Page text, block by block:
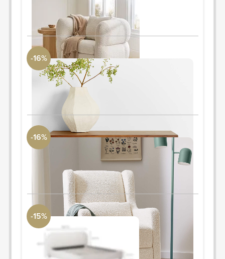
PIDE Y AHORRA
-16%
Crate and Barrel
Walnut Wood Floating Shelf 24"
24"
PIDE Y AHORRA
-16%
Crate & Kids
Wally Ivory Boucle Nursery Glider Chair
Ancho: 25" Profundidad: 32" Altura: 37.5"
PIDE Y AHORRA
-15%
Moe's Home Collection
Colin King Bed Oatmeal
PIDE Y AHORRA